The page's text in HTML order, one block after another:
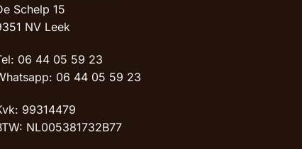
Schelp 15
NV Leek
06 44 05 59 23
06 44 05 59 23
99314479
NL005381732B77